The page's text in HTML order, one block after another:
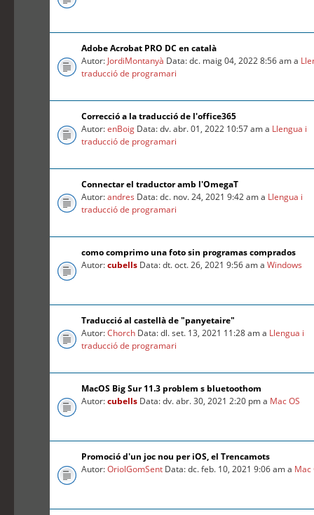
Adobe Acrobat PRO DC en català
Autor: JordiMontanyà Data: dc. maig 04, 2022 8:56 am a
traducció de programari
Correcció a la traducció de l'office365
Autor:enBoig Data: dv. abr. 01, 2022 10:57 am a Llengua i
traducció de programari
Connectar el traductor amb l'OmegaT
Autor:andres Data: dc. nov. 24, 2021 9:42 am a Llengua i
traducció de programari
como comprimo una foto sin programas comprados
Autor:cubells Data: dt. oct. 26, 2021 9:56 am aWindows
Traducció al castellà de "panyetaire"
Autor:Chorch Data: dl. set. 13, 2021 11:28 am a Llengua i
traducció de programari
MacOS Big Sur 11.3 problem s bluetoothom
Autor:cubells Data: dv. abr. 30, 2021 2:20 pm a Mac OS
Promoció d'un joc nou per iOS, el Trencamots
Autor:OriolGomSent Data: dc. feb. 10, 2021 9:06 am a Mac